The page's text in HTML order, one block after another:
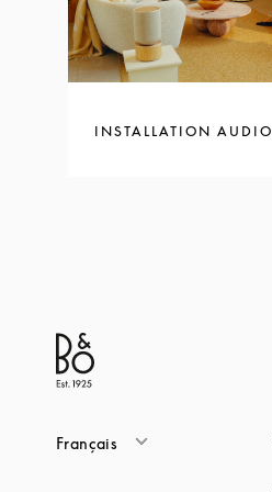
INSTALLATION AUDIO
Français